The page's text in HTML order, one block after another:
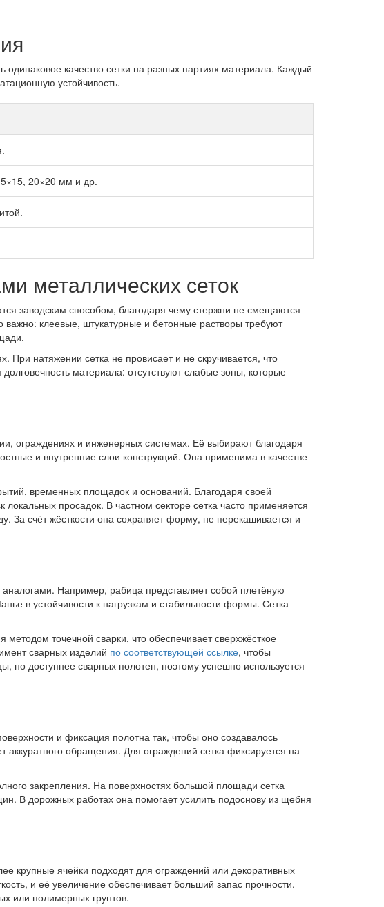
качество сетки на разных партиях материала. Каждый
устойчивость.
20×20 мм и др.
металлических сеток
заводским способом, благодаря чему стержни не смещаются
важно: клеевые, штукатурные и бетонные растворы требуют
натяжении сетка не провисает и не скручивается, что
материала: отсутствуют слабые зоны, которые
ограждениях и инженерных системах. Её выбирают благодаря
и внутренние слои конструкций. Она применима в качестве
временных площадок и оснований. Благодаря своей
просадок. В частном секторе сетка часто применяется
За счёт жёсткости она сохраняет форму, не перекашивается и
Например, рабица представляет собой плетёную
в устойчивости к нагрузкам и стабильности формы. Сетка
методом точечной сварки, что обеспечивает сверхжёсткое
сварных изделий по соответствующей ссылке, чтобы
но доступнее сварных полотен, поэтому успешно используется
и фиксация полотна так, чтобы оно создавалось
обращения. Для ограждений сетка фиксируется на
закрепления. На поверхностях большой площади сетка
В дорожных работах она помогает усилить подоснову из щебня
крупные ячейки подходят для ограждений или декоративных
и её увеличение обеспечивает больший запас прочности.
или полимерных грунтов.